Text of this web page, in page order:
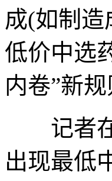
成(如制
低价中选
内卷”新
记者在
出现最低